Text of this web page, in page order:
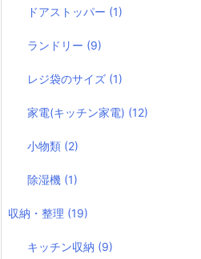
ドアストッパー (1)
ランドリー (9)
レジ袋のサイズ (1)
家電(キッチン家電) (12)
小物類 (2)
除湿機 (1)
収納・整理 (19)
キッチン収納 (9)